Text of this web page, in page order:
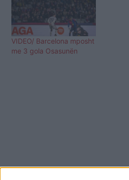
VIDEO/ Barcelona mposht
me 3 gola Osasunën